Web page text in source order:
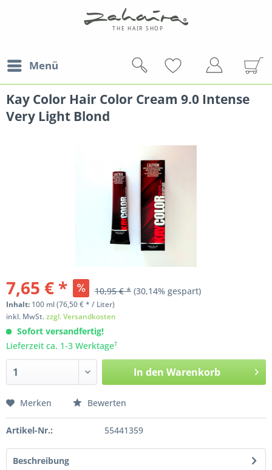
Menü
Kay Color Hair Color Cream 9.0 Intense
Very Light Blond
7,65 € * 10,95 € * (30,14% gespart)
Inhalt: 100 ml(76,50 € * / Liter)
inkl. MwSt.zzgl. Versandkosten
Sofort versandfertig!
Lieferzeit ca. 1-3 Werktage†
In den Warenkorb
Merken Bewerten
Artikel-Nr.: 55441359
Beschreibung